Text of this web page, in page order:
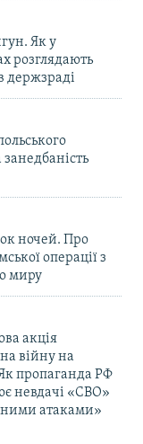
Як у
розглядають
держзраді
ночей. Про
операції з
миру
акція
війну на
пропаганда РФ
невдачі «СВО»
атаками»